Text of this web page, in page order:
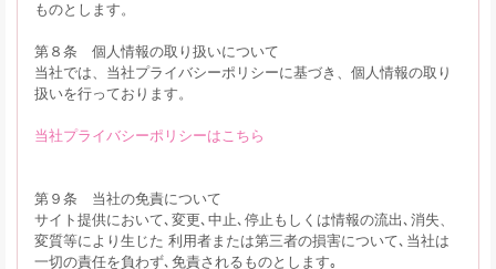
ものとします。
第８条 個人情報の取り扱いについて
当社では、当社プライバシーポリシーに基づき、個人情報の取り
扱いを行っております。
当社プライバシーポリシーはこちら
第９条 当社の免責について
サイト提供において､変更､中止､停止もしくは情報の流出､消失、
変質等により生じた 利用者または第三者の損害について､当社は
一切の責任を負わず､免責されるものとします｡